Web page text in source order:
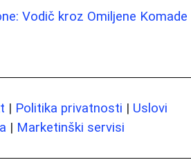
Vodič kroz Omiljene Komade
| Politika privatnosti | Uslovi
| Marketinški servisi